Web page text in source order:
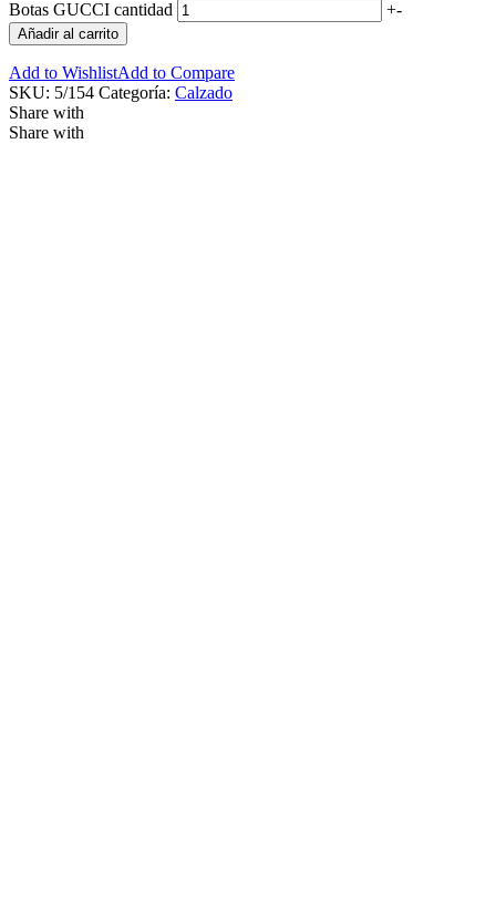
Botas GUCCI cantidad +-
Añadir al carrito
Add to WishlistAdd to Compare
SKU: 5/154 Categoría: Calzado
Share with
Share with